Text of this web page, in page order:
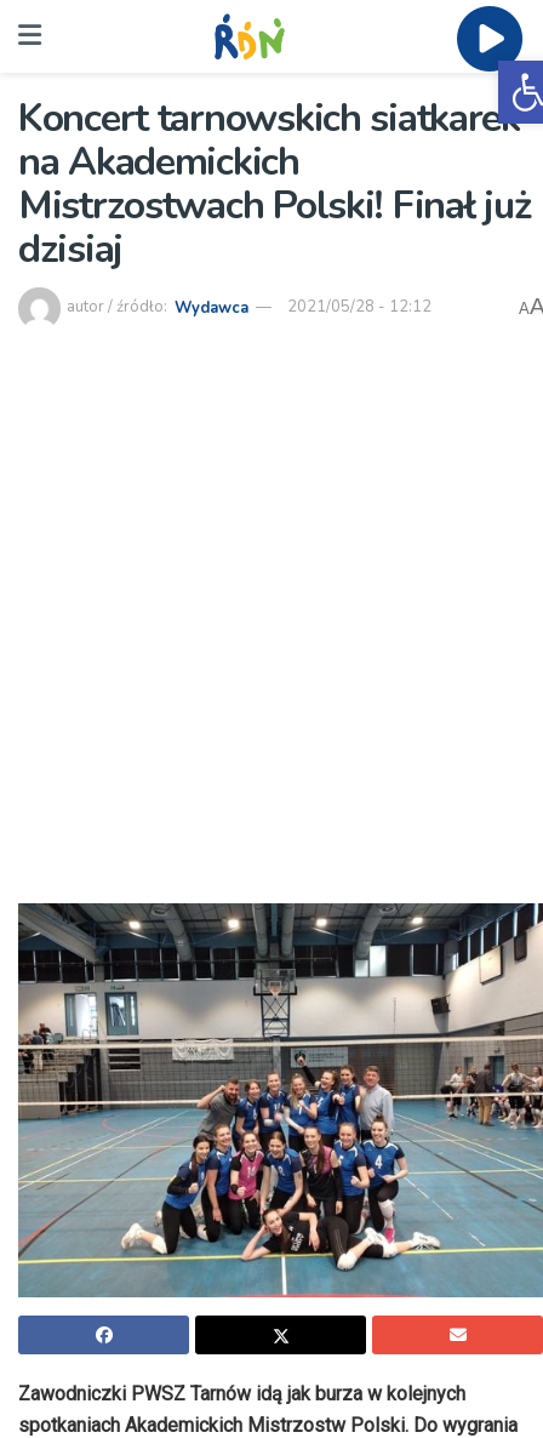
Koncert tarnowskich siatkarek
na Akademickich
Mistrzostwach Polski! Finał już
dzisiaj
autor / źródło: Wydawca 2021/05/28 - 12:12 A
Zawodniczki PWSZ Tarnów idą jak burza w kolejnych
spotkaniach Akademickich Mistrzostw Polski. Do wygrania